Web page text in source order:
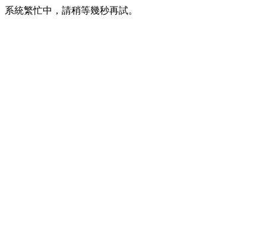
系統繁忙中，請稍等幾秒再試。